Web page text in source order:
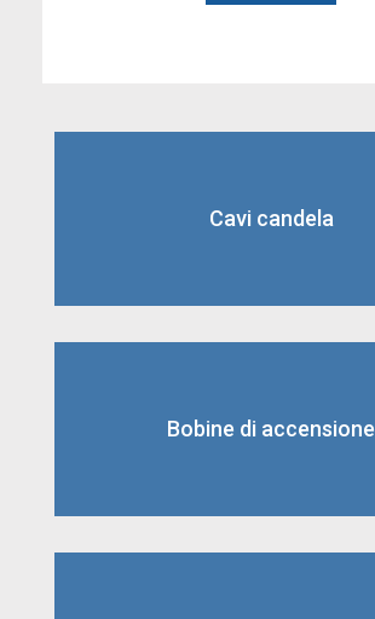
Cavi candela
Bobine di accensione